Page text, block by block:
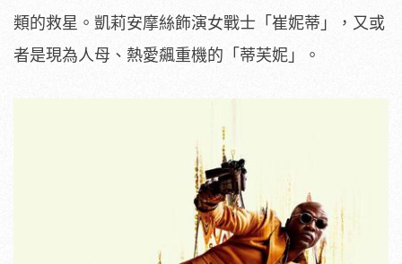
類的救星。凱莉安摩絲飾演女戰士「崔妮蒂」，又或
者是現為人母、熱愛飆重機的「蒂芙妮」。